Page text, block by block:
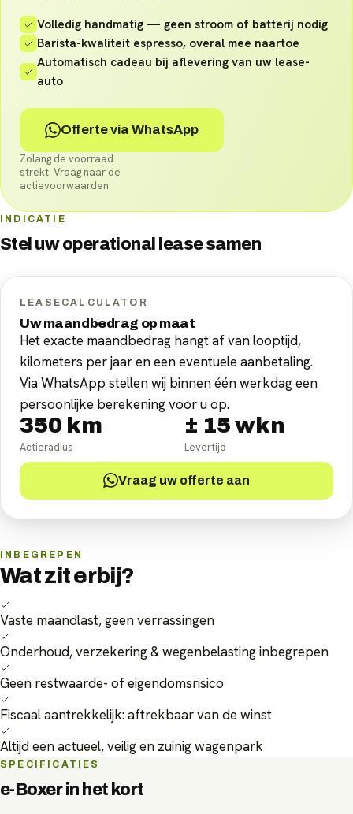
Volledig handmatig — geen stroom of batterij nodig
Barista-kwaliteit espresso, overal mee naartoe
Automatisch cadeau bij aflevering van uw lease-
auto
Offerte via WhatsApp
Zolang de voorraad
strekt. Vraag naar de
actievoorwaarden.
INDICATIE
Stel uwoperational leasesamen
LEASECALCULATOR
Uw maandbedrag op maat
Het exacte maandbedrag hangt af van looptijd,
kilometers per jaar en een eventuele aanbetaling.
Via WhatsApp stellen wij binnen één werkdag een
persoonlijke berekening voor u op.
350 km
Actieradius
± 15 wkn
Levertijd
Vraag uw offerte aan
INBEGREPEN
Wat zit erbij?
Vaste maandlast, geen verrassingen
Onderhoud, verzekering & wegenbelasting inbegrepen
Geen restwaarde- of eigendomsrisico
Fiscaal aantrekkelijk: aftrekbaar van de winst
Altijd een actueel, veilig en zuinig wagenpark
SPECIFICATIES
e-Boxerin het kort